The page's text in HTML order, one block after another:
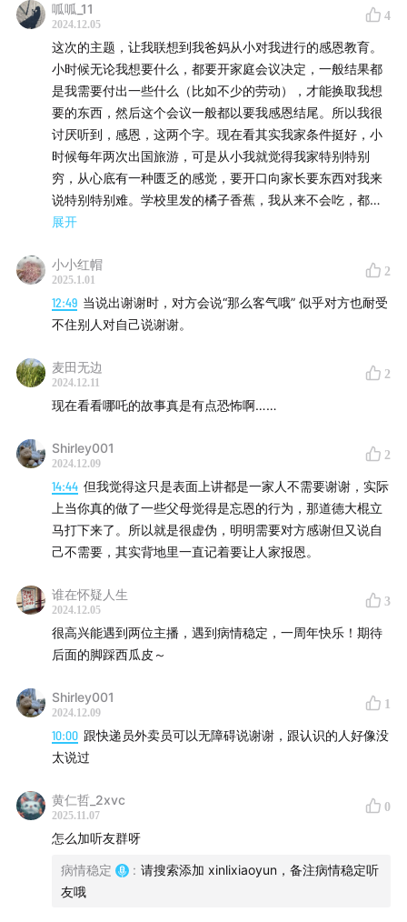
09:39 不轻易道谢有许多深处的原因
“谢谢你”让关系拉开一点距离和空间
表达感谢的前提是坦然接受
有形的礼物vs无形的礼物
在关系里感谢依赖和支持，但不是被迫感恩
56:16 一周年的感谢和哀悼：不容错过的抽奖活动！！！
#参考信息
1、《嫉羡与感恩》：梅兰妮.克莱因。在本书中，克莱因
嫉羡与感恩既相关联又相冲突，是精神病理的重要因素。
在以往的精神分析中都强调嫉妒的重要性，克莱因提出的
嫉羡概念完全革新了儿童精神分析领域。
#为爱发电Staff
主播 | @马晓韵 @瞿小栗
后期 | 马晓韵
#向我们发送爱的电波
加入听友群：bqwd1212（添加微信小助手）
新浪微博：@病情稳定 （欢迎来留言）
🍠：病情稳定播客（欢迎来撩）
电子邮箱：bqwd123@126.com（说出你的故事）
呱呱_11
2024.12.05
4
这次的主题，让我联想到我爸妈从小对我进行的感恩教育。
小时候无论我想要什么，都要开家庭会议决定，一般结果都
是我需要付出一些什么（比如不少的劳动），才能换取我想
要的东西，然后这个会议一般都以要我感恩结尾。所以我很
讨厌听到，感恩，这两个字。现在看其实我家条件挺好，小
时候每年两次出国旅游，可是从小我就觉得我家特别特别
穷，从心底有一种匮乏的感觉，要开口向家长要东西对我来
说特别特别难。学校里发的橘子香蕉，我从来不会吃，都会
带回家给爸妈，或者外公外婆。偶尔得到一瓶尖叫，我也舍
哈，但是对当时的我来说，就是感觉那么珍贵，那么舍不
得。做了鼻子手术之后医生叫我多吃冰激凌，那是我妈第一
次主动愿意给我买冰激凌，我考虑了价格和大小，选了三色
杯，我妈买了好几个。但是我只舍得吃了一个，其他的都永
舍得吃。现在一个人住了，我的冰箱总是满满的。
展开
小小红帽
2025.1.01
2
12:49 当说出谢谢时，对方会说“那么客气哦” 似乎对方也耐受
不住别人对自己说谢谢。
麦田无边
2024.12.11
2
现在看看哪吒的故事真是有点恐怖啊……
Shirley001
2024.12.09
2
14:44 但我觉得这只是表面上讲都是一家人不需要谢谢，实际
上当你真的做了一些父母觉得是忘恩的行为，那道德大棍立
马打下来了。所以就是很虚伪，明明需要对方感谢但又说自
己不需要，其实背地里一直记着要让人家报恩。
谁在怀疑人生
2024.12.05
3
很高兴能遇到两位主播，遇到病情稳定，一周年快乐！期待
后面的脚踩西瓜皮～
Shirley001
2024.12.09
1
10:00 跟快递员外卖员可以无障碍说谢谢，跟认识的人好像没
太说过
黄仁哲_2xvc
2025.11.07
0
怎么加听友群呀
病情稳定 : 请搜索添加 xinlixiaoyun，备注病情稳定听
友哦